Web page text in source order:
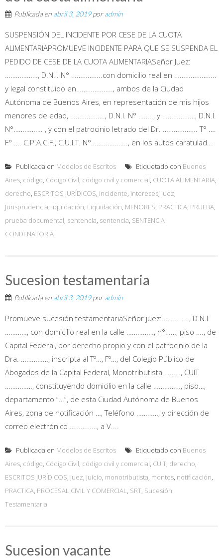
Publicada en abril 3, 2019poradmin
SUSPENSIÓN DEL INCIDENTE POR CESE DE LA CUOTA
ALIMENTARIAPROMUEVE INCIDENTE PARA QUE SE SUSPENDA EL
PEDIDO DE CESE DE LA CUOTA ALIMENTARIASeñor Juez:
………………, D.N.I. N° ……………..con domicilio real en …………………..
y legal constituido en……………….., ambos de la Ciudad
Autónoma de Buenos Aires, en representación de mis hijos
menores de edad, ………………., D.N.I. N° …….., y ………………, D.N.I.
N°……………. , y con el patrocinio letrado del Dr. ………………. T° ….
F° …. C.P.A.C.F., C.U.I.T. N°……………….., en los autos caratulad...
Publicada en Modelos de Escritos Etiquetado con Buenos
Aires, código, Código Civil, código civil y comercial, CUOTA ALIMENTARIA,
derecho, ESCRITOS JURÍDICOS, Incidente, intereses, juez,
Jurisprudencia, liquidación, Liquidación, MENORES, PRACTICA, PRUEBA,
prueba documental, sentencia, sentencia, SENTENCIA
CONDENATORIA
Sucesion testamentaria
Publicada en abril 3, 2019poradmin
Promueve sucesión testamentariaSeñor juez:……………, D.N.I.
…………, con domicilio real en la calle ……………, n°……, piso …., de
Capital Federal, por derecho propio y con el patrocinio de la
Dra. ……………, inscripta al Tº…, Fº…, del Colegio Público de
Abogados de la Capital Federal, Monotributista ………, CUIT
……………, constituyendo domicilio en la calle ……………, piso…,
departamento “…”, de esta Ciudad Autónoma de Buenos
Aires, zona de notificación …, Teléfono …………, y dirección de
correo electrónico ……………, a V....
Publicada en Modelos de Escritos Etiquetado con Buenos
Aires, código, Código Civil, código civil y comercial, CUIT, derecho,
ESCRITOS JURÍDICOS, juez, juicio, monotributista, montos, notificación,
PRACTICA, PROCESAL CIVIL Y COMERCIAL, SRT, Sucesión
Testamentaria
Sucesion vacante